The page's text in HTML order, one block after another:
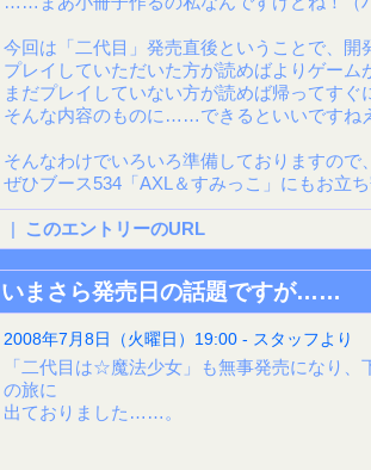
今回は「二代目」発売直後ということで、開
プレイしていただいた方が読めばよりゲーム
まだプレイしていない方が読めば帰ってすぐ
そんな内容のものに……できるといいですね
そんなわけでいろいろ準備しておりますので
ぜひブース534「AXL＆すみっこ」にもお立
| このエントリーのURL
いまさら発売日の話題ですが……
2008年7月8日（火曜日）19:00 - スタッフより
「二代目は☆魔法少女」も無事発売になり、
の旅に
出ておりました……。